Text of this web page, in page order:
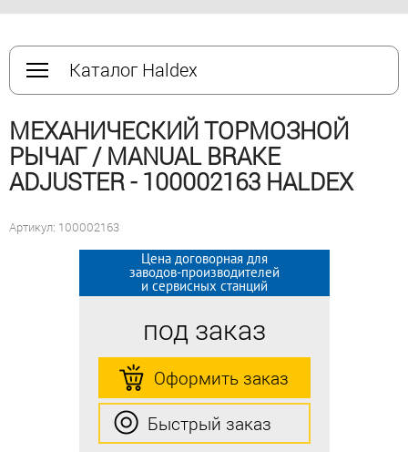
Каталог Haldex
МЕХАНИЧЕСКИЙ ТОРМОЗНОЙ
РЫЧАГ / MANUAL BRAKE
ADJUSTER - 100002163 HALDEX
Артикул: 100002163
Цена договорная для
заводов-производителей
и сервисных станций
под заказ
Оформить заказ
Быстрый заказ
Цена договорная для
заводов-производителей
и сервисных станций
под заказ
Оформить заказ
Быстрый заказ